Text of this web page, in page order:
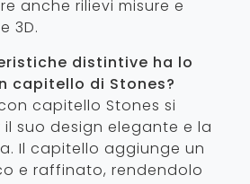
anche rilievi misure e
3D.
distintive ha lo
capitello di Stones?
capitello Stones si
suo design elegante e la
Il capitello aggiunge un
e raffinato, rendendolo